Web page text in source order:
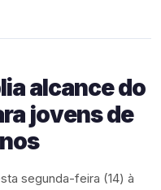
alcance do
jovens de
segunda-feira (14) à